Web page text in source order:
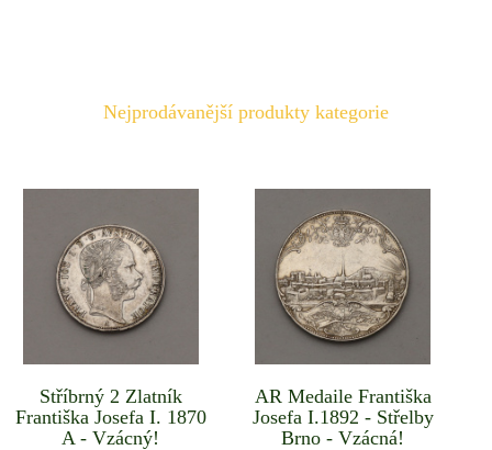
Nejprodávanější produkty kategorie
Stříbrný 2 Zlatník
Františka Josefa I. 1870
A - Vzácný!
AR Medaile Františka
Josefa I.1892 - Střelby
Brno - Vzácná!